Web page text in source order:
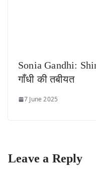
Sonia Gandhi:
गाँधी की तबीयत
7 June 2025
Leave a Reply